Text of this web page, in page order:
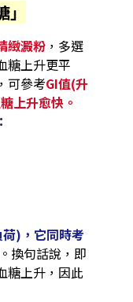
緻澱粉，多選
糖上升更平
可參考GI值(升
上升愈快。
)，它同時考
。換句話說，即
糖上升，因此